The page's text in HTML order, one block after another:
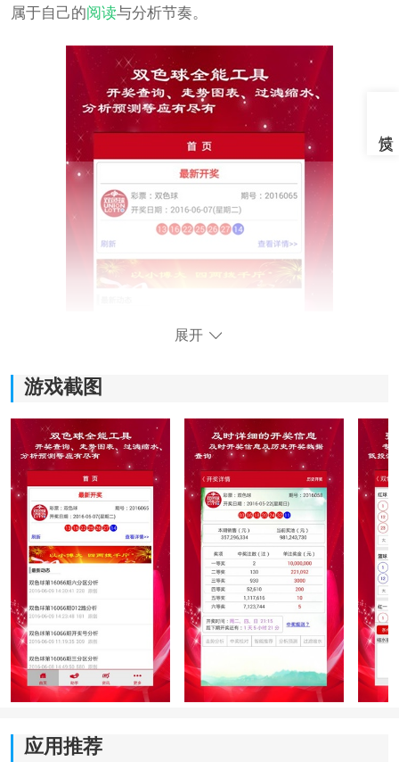
属于自己的阅读与分析节奏。
热门版本介绍：
双色球最新版本-双色球官方免费-双色球手机版旧版-点
击进入
软件亮点
1、全新内容架构将多类型项目进行清晰划分，页面呈现
少反复查找带来的时间消耗，让整体体验更加流畅自然
且富有节奏感。
展开
游戏截图
应用推荐